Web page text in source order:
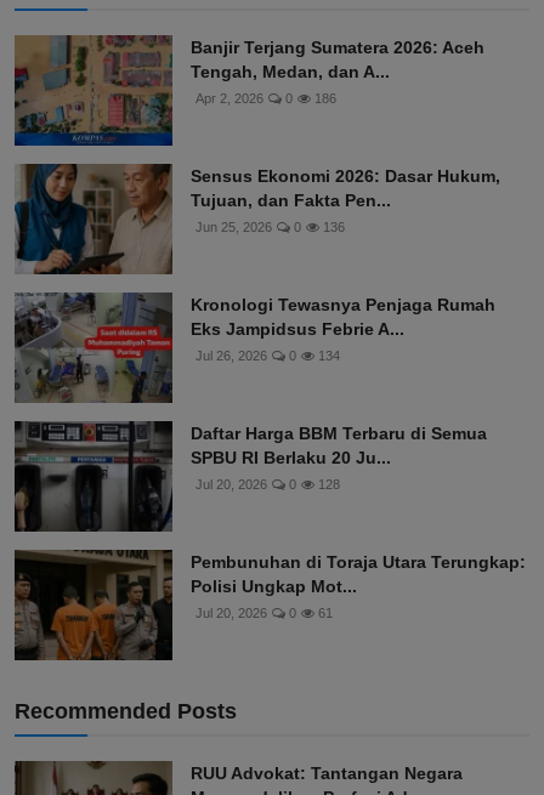
Banjir Terjang Sumatera 2026: Aceh
Tengah, Medan, dan A...
Apr 2, 2026 0 186
Sensus Ekonomi 2026: Dasar Hukum,
Tujuan, dan Fakta Pen...
Jun 25, 2026 0 136
Kronologi Tewasnya Penjaga Rumah
Eks Jampidsus Febrie A...
Jul 26, 2026 0 134
Daftar Harga BBM Terbaru di Semua
SPBU RI Berlaku 20 Ju...
Jul 20, 2026 0 128
Pembunuhan di Toraja Utara Terungkap:
Polisi Ungkap Mot...
Jul 20, 2026 0 61
Recommended Posts
RUU Advokat: Tantangan Negara